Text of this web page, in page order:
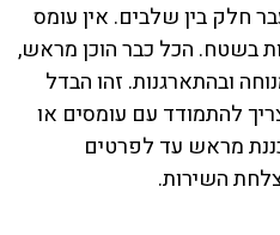
חלק בין שלבים. אין עומס
בשטח. הכל כבר הוכן מראש,
ובהתארגנות. זהו הבדל
להתמודד עם עומסים או
מראש עד לפרטים
השירות.